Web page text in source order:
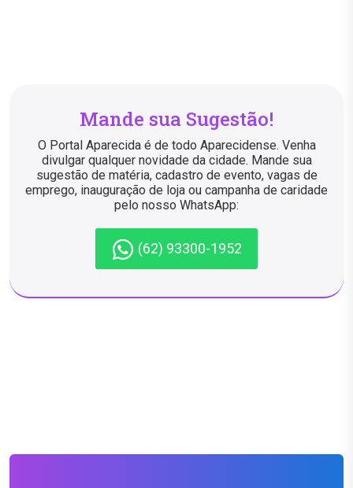
Mande sua Sugestão!
O Portal Aparecida é de todo Aparecidense. Venha
divulgar qualquer novidade da cidade. Mande sua
sugestão de matéria, cadastro de evento, vagas de
emprego, inauguração de loja ou campanha de caridade
pelo nosso WhatsApp:
(62) 93300-1952